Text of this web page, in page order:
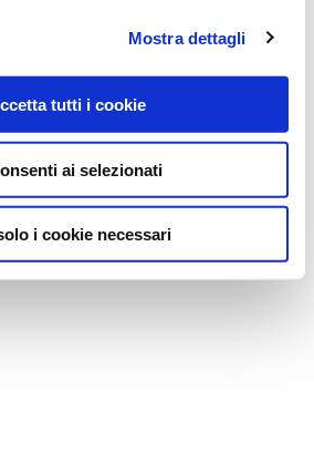
Mostra dettagli
tutti i cookie
ai selezionati
i cookie necessari